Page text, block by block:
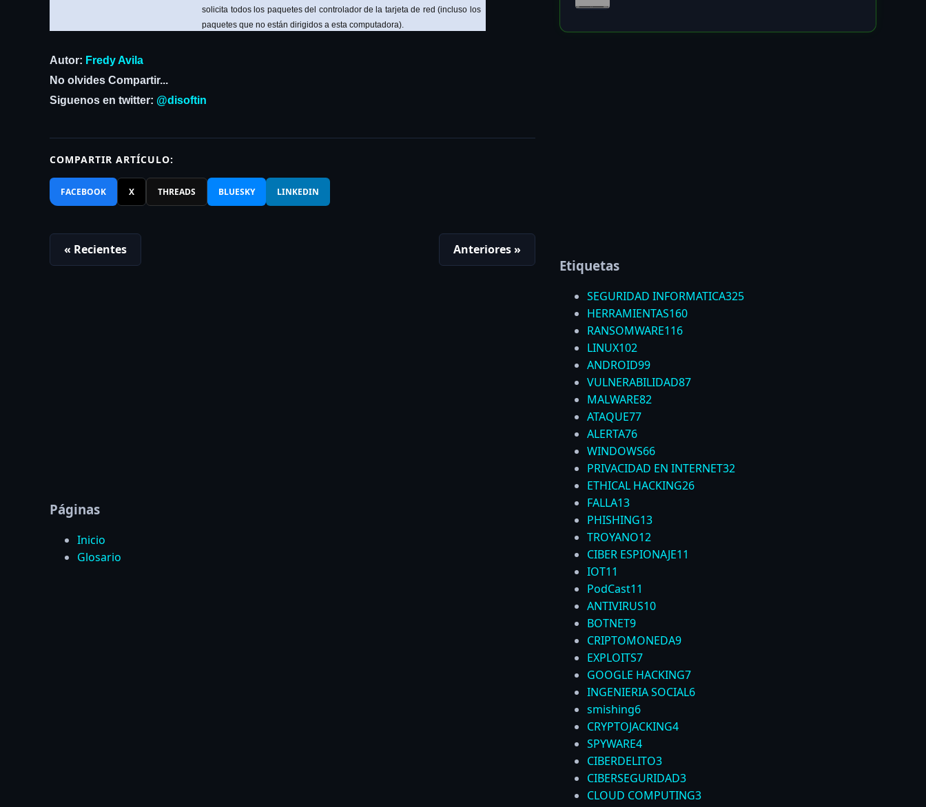
solicita todos los paquetes del controlador de la tarjeta de red (incluso los
paquetes que no están dirigidos a esta computadora).
Autor: Fredy Avila
No olvides Compartir...
Siguenos en twitter: @disoftin
COMPARTIR ARTÍCULO:
FACEBOOK X THREADS BLUESKY LINKEDIN
« Recientes Anteriores »
Páginas
Inicio
Glosario
Etiquetas
SEGURIDAD INFORMATICA325
HERRAMIENTAS160
RANSOMWARE116
LINUX102
ANDROID99
VULNERABILIDAD87
MALWARE82
ATAQUE77
ALERTA76
WINDOWS66
PRIVACIDAD EN INTERNET32
ETHICAL HACKING26
FALLA13
PHISHING13
TROYANO12
CIBER ESPIONAJE11
IOT11
PodCast11
ANTIVIRUS10
BOTNET9
CRIPTOMONEDA9
EXPLOITS7
GOOGLE HACKING7
INGENIERIA SOCIAL6
smishing6
CRYPTOJACKING4
SPYWARE4
CIBERDELITO3
CIBERSEGURIDAD3
CLOUD COMPUTING3